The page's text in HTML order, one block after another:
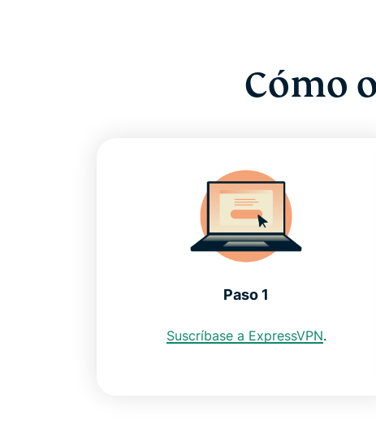
Cómo
Paso 1
Suscríbase a ExpressVPN.